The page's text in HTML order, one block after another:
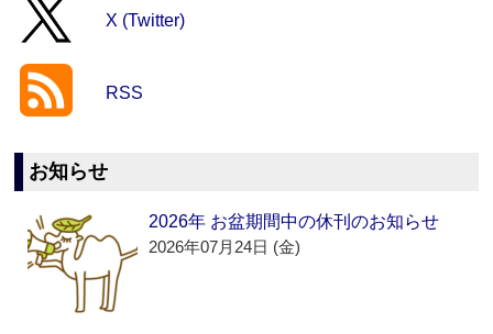
X (Twitter)
RSS
お知らせ
2026年 お盆期間中の休刊のお知らせ
2026年07月24日 (金)